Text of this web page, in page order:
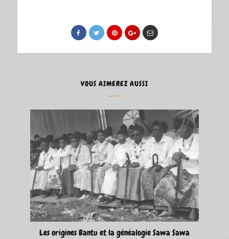
VOUS AIMEREZ AUSSI
Les origines Bantu et la généalogie Sawa Sawa